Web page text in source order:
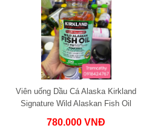
Viên uống Dầu Cá Alaska Kirkland
Signature Wild Alaskan Fish Oil
780.000 VNĐ